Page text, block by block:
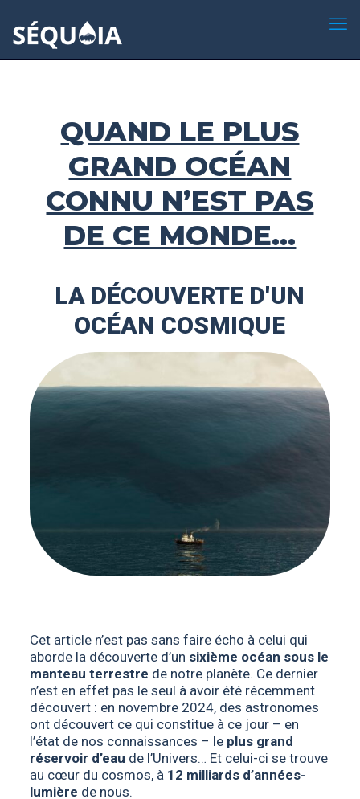
QUAND LE PLUS
GRAND OCÉAN
CONNU N’EST PAS
DE CE MONDE…
LA DÉCOUVERTE D'UN
OCÉAN COSMIQUE
Cet article n’est pas sans faire écho à celui qui
aborde la découverte d’un sixième océan sous le
manteau terrestre de notre planète. Ce dernier
n’est en effet pas le seul à avoir été récemment
découvert : en novembre 2024, des astronomes
ont découvert ce qui constitue à ce jour – en
l’état de nos connaissances – le plus grand
réservoir d’eau de l’Univers… Et celui-ci se trouve
au cœur du cosmos, à 12 milliards d’années-
lumière de nous.